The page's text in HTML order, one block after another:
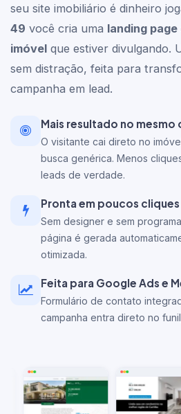
seu site imobiliário é dinheiro
49 você cria uma landing
imóvel que estiver divulgando.
sem distração, feita para
campanha em lead.
Mais resultado no mesmo
O visitante cai direto no
busca genérica. Menos
leads de verdade.
Pronta em poucos cliques
Sem designer e sem
página é gerada
otimizada.
Feita para Google Ads e
Formulário de contato
campanha entra direto no